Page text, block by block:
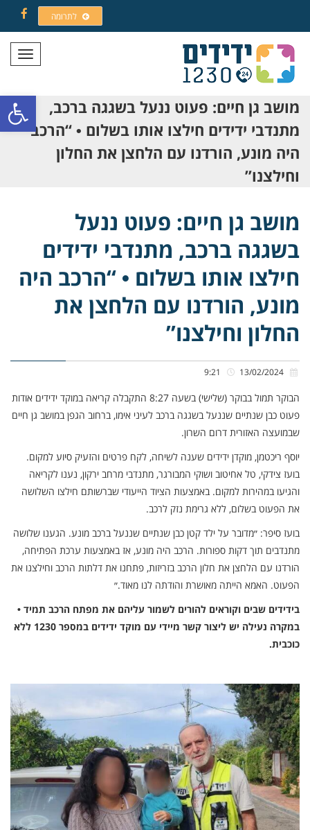
פתח
לתרומה
תפריט
מושב גן חיים: פעוט ננעל בשגגה ברכב,
מתנדבי ידידים חילצו אותו בשלום • “הרכב
היה מונע, הורדנו עם הלחצן את החלון
וחילצנו”
מושב גן חיים: פעוט ננעל
בשגגה ברכב, מתנדבי ידידים
חילצו אותו בשלום • “הרכב היה
מונע, הורדנו עם הלחצן את
החלון וחילצנו”
הבוקר תמול בבוקר (שלישי) בשעה 8:27 התקבלה קריאה במוקד ידידים אודות
פעוט כבן שנתיים שננעל בשגגה ברכב לעיני אימו, ברחוב הגפן במושב גן חיים
שבמועצה האזורית דרום השרון.
יוסף ריכטמן, מוקדן ידידים שענה לשיחה, לקח פרטים והזעיק סיוע למקום.
בועז צידקי, טל אחיטוב ושוקי המבורגר, מתנדבי מרחב ירקון, נענו לקריאה
והגיעו במהירות למקום. באמצעות הציוד הייעודי שברשותם חילצו השלושה
את הפעוט בשלום, ללא גרימת נזק לרכב.
בועז סיפר: ״מדובר על ילד קטן כבן שנתיים שננעל ברכב מונע. הגענו שלושה
מתנדבים תוך דקות ספורות. הרכב היה מונע, אז באמצעות ערכת הפתיחה,
הורדנו עם הלחצן את חלון הרכב בזריזות, פתחנו את דלתות הרכב וחילצנו את
הפעוט. האמא הייתה מאושרת והודתה לנו מאוד.״
בידידים שבים וקוראים להורים לשמור עליהם את מפתח הרכב תמיד •
במקרה נעילה יש ליצור קשר מיידי עם מוקד ידידים במספר 1230 ללא
כוכבית.